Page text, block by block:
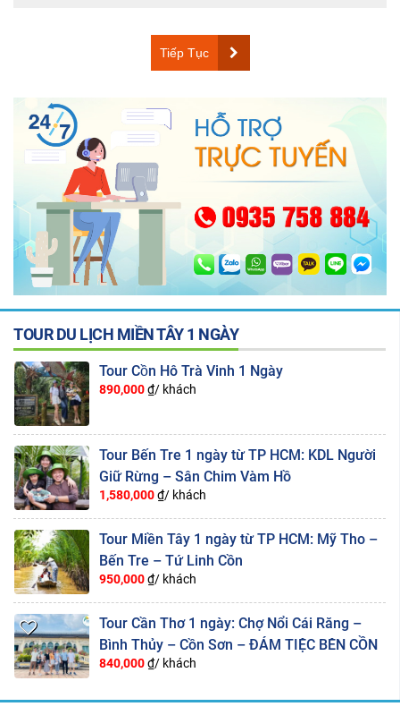
Tiếp Tục
TOUR DU LỊCH MIỀN TÂY 1 NGÀY
Tour Cồn Hô Trà Vinh 1 Ngày
890,000₫/ khách
Tour Bến Tre 1 ngày từ TP HCM: KDL Người
Giữ Rừng – Sân Chim Vàm Hồ
1,580,000₫/ khách
Tour Miền Tây 1 ngày từ TP HCM: Mỹ Tho –
Bến Tre – Tứ Linh Cồn
950,000₫/ khách
Tour Cần Thơ 1 ngày: Chợ Nổi Cái Răng –
Bình Thủy – Cồn Sơn – ĐÁM TIỆC BÊN CỒN
840,000₫/ khách